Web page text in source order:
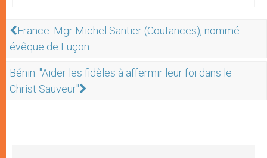
France: Mgr Michel Santier (Coutances), nommé
évêque de Luçon
Bénin: "Aider les fidèles à affermir leur foi dans le
Christ Sauveur"